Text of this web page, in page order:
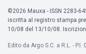
©2026 Mauxa - ISSN 2283-
iscritta al registro stampa
10/08 del 13/10/08.
Edito da Argo S.C. a R.L. -